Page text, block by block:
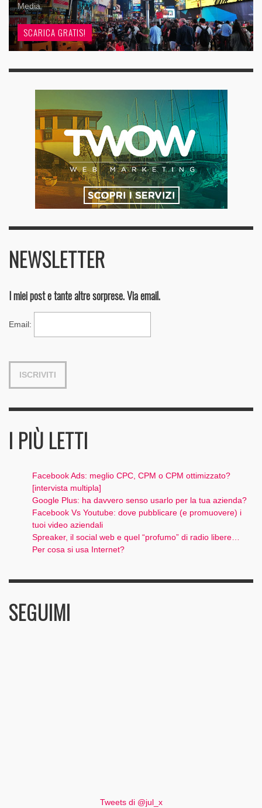
Media
SCARICA GRATIS!
NEWSLETTER
I miei post e tante altre sorprese. Via email.
Email:
I PIÙ LETTI
Facebook Ads: meglio CPC, CPM o CPM ottimizzato?
[intervista multipla]
Google Plus: ha davvero senso usarlo per la tua azienda?
Facebook Vs Youtube: dove pubblicare (e promuovere) i
tuoi video aziendali
Spreaker, il social web e quel “profumo” di radio libere…
Per cosa si usa Internet?
SEGUIMI
Tweets di @jul_x